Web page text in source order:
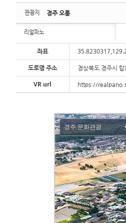
관광지 경주 오릉
리얼파노
좌표
도로명 주소
경상북도 경주시
VR url
https://
Sketchbook5,
Sketchbook5,
Sketchbook5,
Sketchbook5,